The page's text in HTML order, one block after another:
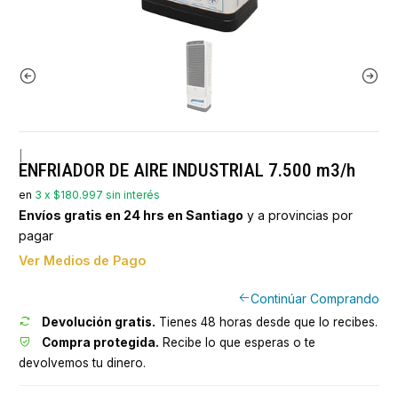
ENFRIADOR DE AIRE INDUSTRIAL 7.500 m3/h
en 3 x $180.997 sin interés
Envíos gratis en 24 hrs en Santiago y a provincias por
pagar
Ver Medios de Pago
Continúar Comprando
Devolución gratis. Tienes 48 horas desde que lo recibes.
Compra protegida. Recibe lo que esperas o te
devolvemos tu dinero.